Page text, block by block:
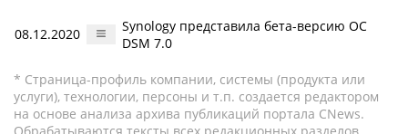
08.12.2020
Synology представила бета-версию ОС
DSM 7.0
* Страница-профиль компании, системы (продукта или
услуги), технологии, персоны и т.п. создается редактором
на основе анализа архива публикаций портала CNews.